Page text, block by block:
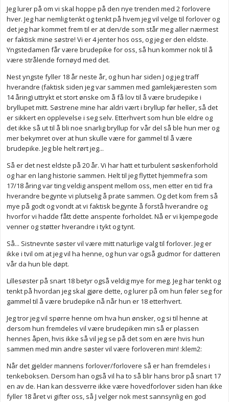
Jeg lurer på om vi skal hoppe på den nye trenden med 2 forlovere
hver. Jeg har nemlig tenkt og tenkt på hvem jeg vil velge til forlover og
det jeg har kommet frem til er at den/de som står meg aller nærmest
er faktisk mine søstre! Vi er 4 jenter hos oss, og jeg er den eldste.
Yngstedamen får være brudepike for oss, så hun kommer nok til å
være strålende fornøyd med det.
Nest yngste fyller 18 år neste år, og hun har siden J og jeg traff
hverandre (faktisk siden jeg var sammen med gamlekjæresten som
14 åring) uttrykt et stort ønske om å få lov til å være brudepike i
bryllupet mitt. Søstrene mine har aldri vært i bryllup før heller, så det
er sikkert en opplevelse i seg selv. Etterhvert som hun ble eldre og
det ikke så ut til å bli noe snarlig bryllup for vår del så ble hun mer og
mer bekymret over at hun skulle være for gammel til å være
brudepike. Jeg ble helt rørt jeg...
Så er det nest eldste på 20 år. Vi har hatt et turbulent søskenforhold
og har en lang historie sammen. Helt til jeg flyttet hjemmefra som
17/18 åring var ting veldig anspent mellom oss, men etter en tid fra
hverandre begynte vi plutselig å prate sammen. Og det kom frem så
mye på godt og vondt at vi faktisk begynte å forstå hverandre og
hvorfor vi hadde fått dette anspente forholdet. Nå er vi kjempegode
venner og støtter hverandre i tykt og tynt.
Så... Sistnevnte søster vil være mitt naturlige valg til forlover. Jeg er
ikke i tvil om at jeg vil ha henne, og hun var også gudmor for datteren
vår da hun ble døpt.
Lillesøster på snart 18 betyr også veldig mye for meg. Jeg har tenkt og
tenkt på hvordan jeg skal gjøre dette, og lurer på om hun føler seg for
gammel til å være brudepike nå når hun er 18 etterhvert.
Jeg tror jeg vil spørre henne om hva hun ønsker, og si til henne at
dersom hun fremdeles vil være brudepiken min så er plassen
hennes åpen, hvis ikke så vil jeg se på det som en ære hvis hun
sammen med min andre søster vil være forloveren min! :klem2:
Når det gjelder mannens forlover/forlovere så er han fremdeles i
tenkeboksen. Dersom han også vil ha to så blir hans bror på snart 17
en av de. Han kan dessverre ikke være hovedforlover siden han ikke
fyller 18 året vi gifter oss, så J velger nok mest sannsynlig en god